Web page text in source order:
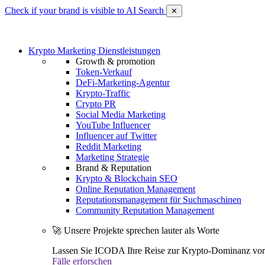
Check if your brand is visible to AI Search ✕
Krypto Marketing Dienstleistungen
Growth & promotion
Token-Verkauf
DeFi-Marketing-Agentur
Krypto-Traffic
Crypto PR
Social Media Marketing
YouTube Influencer
Influencer auf Twitter
Reddit Marketing
Marketing Strategie
Brand & Reputation
Krypto & Blockchain SEO
Online Reputation Management
Reputationsmanagement für Suchmaschinen
Community Reputation Management
🚀 Unsere Projekte sprechen lauter als Worte
Lassen Sie ICODA Ihre Reise zur Krypto-Dominanz
Fälle erforschen